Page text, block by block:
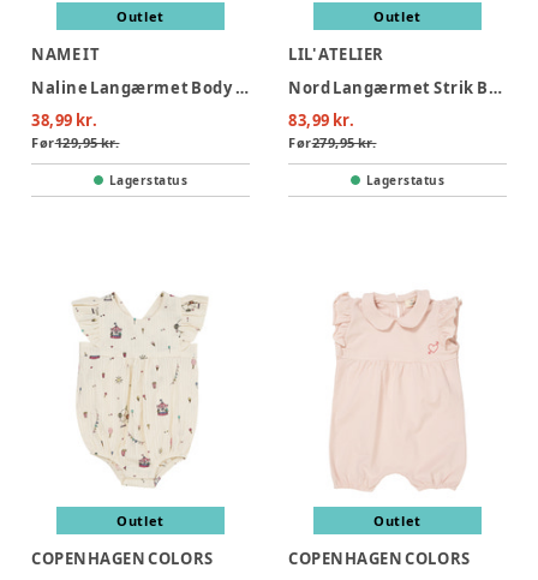
Outlet
NAME IT
Naline Langærmet Body - BURNISHED
38,99 kr.
Før129,95 kr.
Lagerstatus
Outlet
LIL' ATELIER
Nord Langærmet Strik Body - Turtledove
83,99 kr.
Før279,95 kr.
Lagerstatus
Outlet
COPENHAGEN COLORS
Outlet
COPENHAGEN COLORS